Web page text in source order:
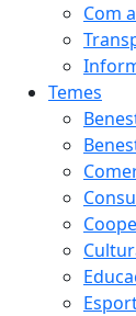
Com
Temes